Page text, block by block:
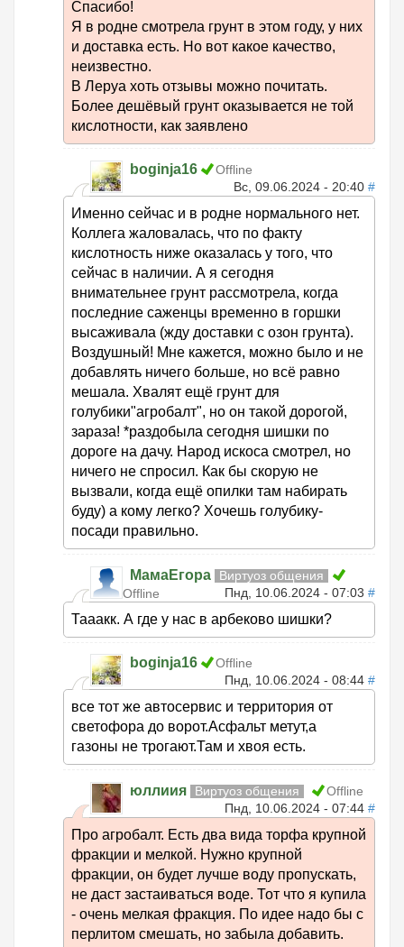
Спасибо!
Я в родне смотрела грунт в этом году, у них
и доставка есть. Но вот какое качество,
неизвестно.
В Леруа хоть отзывы можно почитать.
Более дешёвый грунт оказывается не той
кислотности, как заявлено
boginja16
Offline
Вс, 09.06.2024 - 20:40 #
Именно сейчас и в родне нормального нет.
Коллега жаловалась, что по факту
кислотность ниже оказалась у того, что
сейчас в наличии. А я сегодня
внимательнее грунт рассмотрела, когда
последние саженцы временно в горшки
высаживала (жду доставки с озон грунта).
Воздушный! Мне кажется, можно было и не
добавлять ничего больше, но всё равно
мешала. Хвалят ещё грунт для
голубики"агробалт", но он такой дорогой,
зараза! *раздобыла сегодня шишки по
дороге на дачу. Народ искоса смотрел, но
ничего не спросил. Как бы скорую не
вызвали, когда ещё опилки там набирать
буду) а кому легко? Хочешь голубику-
посади правильно.
МамаЕгора
Виртуоз общения
Offline
Пнд, 10.06.2024 - 07:03 #
Тааакк. А где у нас в арбеково шишки?
boginja16
Offline
Пнд, 10.06.2024 - 08:44 #
все тот же автосервис и территория от
светофора до ворот.Асфальт метут,а
газоны не трогают.Там и хвоя есть.
юллиия Виртуоз общения
Offline
Пнд, 10.06.2024 - 07:44 #
Про агробалт. Есть два вида торфа крупной
фракции и мелкой. Нужно крупной
фракции, он будет лучше воду пропускать,
не даст застаиваться воде. Тот что я купила
- очень мелкая фракция. По идее надо бы с
перлитом смешать, но забыла добавить.